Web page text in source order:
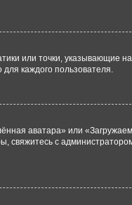
или точки, указывающие на
каждого пользователя.
аватара» или
свяжитесь с